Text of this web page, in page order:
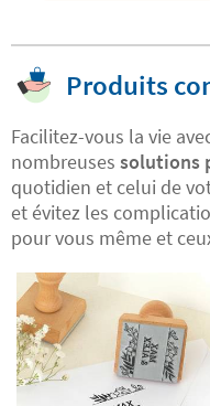
Produits
Facilitez-vous la vie
nombreuses solutions
quotidien et celui de
et évitez les
pour vous même et